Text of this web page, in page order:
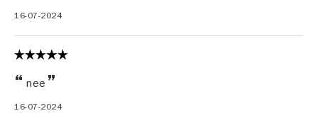
16-07-2024
nee
16-07-2024